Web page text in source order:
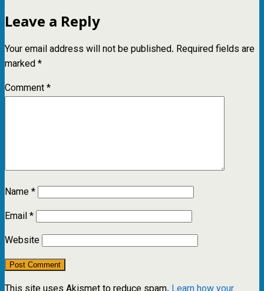
Leave a Reply
Your email address will not be published. Required fields are
marked*
Comment*
Name*
Email*
Website